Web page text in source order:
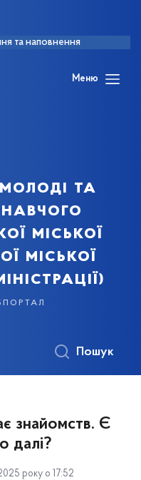
та наповнення
Меню
та
міської
міської
Пошук
знайомств. Є
далі?
року о 17:52